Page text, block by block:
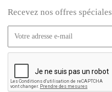
Recevez nos offres spéciales